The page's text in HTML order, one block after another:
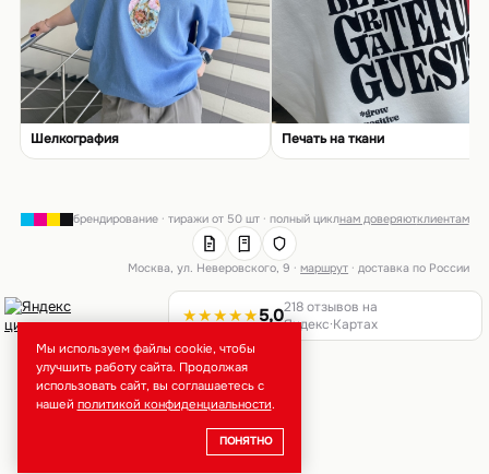
Шелкография Печать на ткани
брендирование · тиражи от 50 шт · полный циклнам доверяютклиентам
Москва, ул. Неверовского, 9 ·маршрут · доставка по России
★★★★★5,0218 отзывов на
Яндекс·Картах
Мы используем файлы cookie, чтобы
улучшить работу сайта. Продолжая
использовать сайт, вы соглашаетесь с
нашей политикой конфиденциальности.
ПОНЯТНО